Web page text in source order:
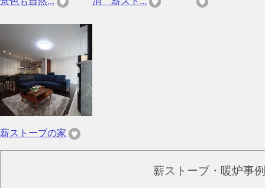
薪ストーブの家
薪ストーブ・暖炉事